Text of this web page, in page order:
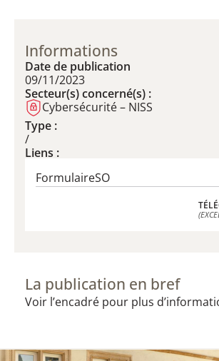
Informations
Date de publication
09/11/2023
Secteur(s) concerné(s) :
Cybersécurité – NISS
Type :
/
Liens :
FormulaireSO
La publication en bref
Voir l’encadré pour plus